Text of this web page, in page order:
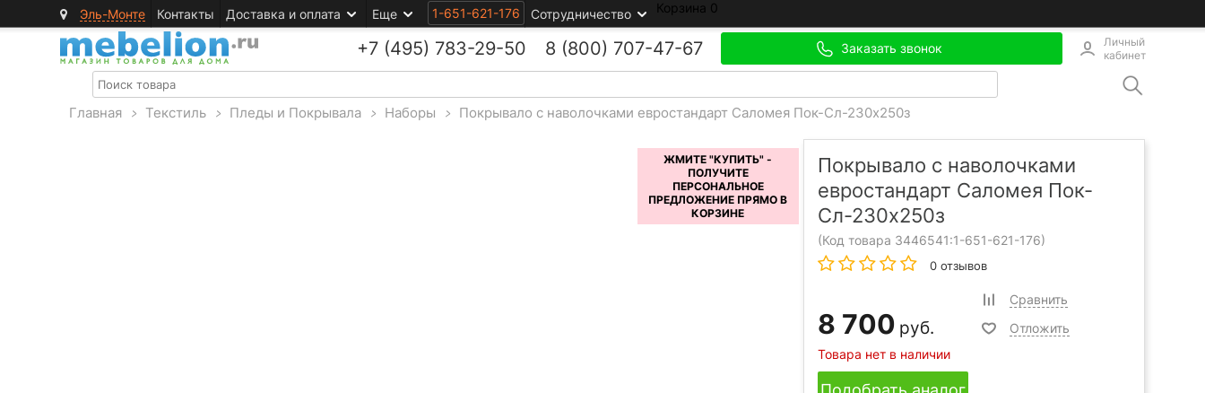
Эль-Монте Контакты Доставка и оплата Еще 1-651-621-176 Сотрудничество Корзина 0
+7 (495) 783-29-50 8 (800) 707-47-67 Заказать звонок
Личный
кабинет
Главная > Текстиль > Пледы и Покрывала > Наборы > Покрывало с наволочками евростандарт Саломея Пок-Сл-230х250з
Покрывало с наволочками
евростандарт Саломея Пок-
Сл-230х250з
(Код товара 3446541:1-651-621-176)
0 отзывов
8 700 руб.
Товара нет в наличии
Сравнить
Отложить